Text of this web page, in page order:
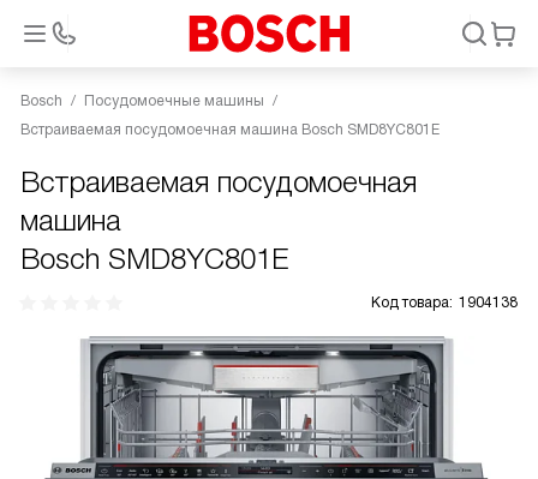
Bosch
Посудомоечные машины
Встраиваемая посудомоечная машина Bosch SMD8YC801E
Встраиваемая посудомоечная
машина
Bosch SMD8YC801E
Код товара: 1904138